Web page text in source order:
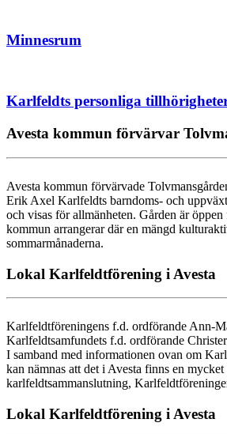
Minnesrum
Karlfeldts personliga
Avesta kommun förvärvar
Avesta kommun förvärvade
Erik Axel Karlfeldts barndoms- och
och visas för allmänheten. Gården är
kommun arrangerar där en mängd
sommarmånaderna.
Lokal Karlfeldtförening i Avesta
Karlfeldtföreningens f.d. ordförande Ann-
Karlfeldtsamfundets f.d. ordförande
I samband med informationen ovan om
kan nämnas att det i Avesta finns en
karlfeldtsammanslutning,
Lokal Karlfeldtförening i Avesta